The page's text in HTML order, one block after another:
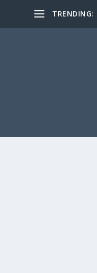
TRENDING: